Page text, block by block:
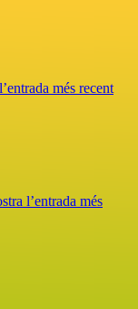
més recent
l’entrada més